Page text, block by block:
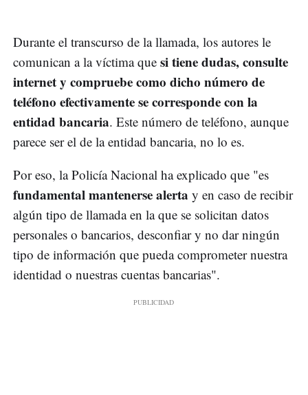
Durante el transcurso de la llamada, los autores le
comunican a la víctima que si tiene dudas, consulte
internet y compruebe como dicho número de
teléfono efectivamente se corresponde con la
entidad bancaria. Este número de teléfono, aunque
parece ser el de la entidad bancaria, no lo es.
Por eso, la Policía Nacional ha explicado que "es
fundamental mantenerse alerta y en caso de recibir
algún tipo de llamada en la que se solicitan datos
personales o bancarios, desconfiar y no dar ningún
tipo de información que pueda comprometer nuestra
identidad o nuestras cuentas bancarias".